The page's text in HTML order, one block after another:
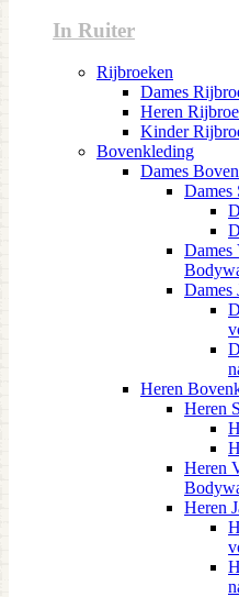
In Ruiter
Rijbroeken
Dames
Heren
Kinder
Bovenkleding
Dames
Dames
Dames
Dames
Heren
Heren
Heren
Heren